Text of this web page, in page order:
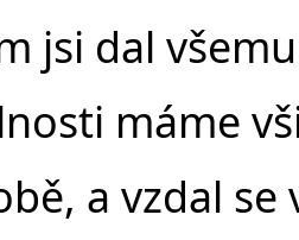
jsi dal
máme
a vzdal